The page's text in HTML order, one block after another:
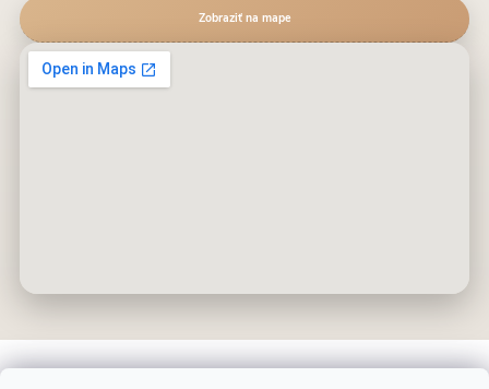
Zobraziť na mape